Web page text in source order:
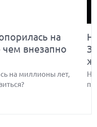
на
внезапно
на миллионы лет,